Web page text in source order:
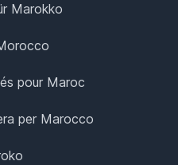
Marokko
pour Maroc
per Marocco